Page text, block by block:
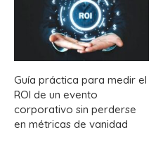
Guía práctica para medir el
ROI de un evento
corporativo sin perderse
en métricas de vanidad